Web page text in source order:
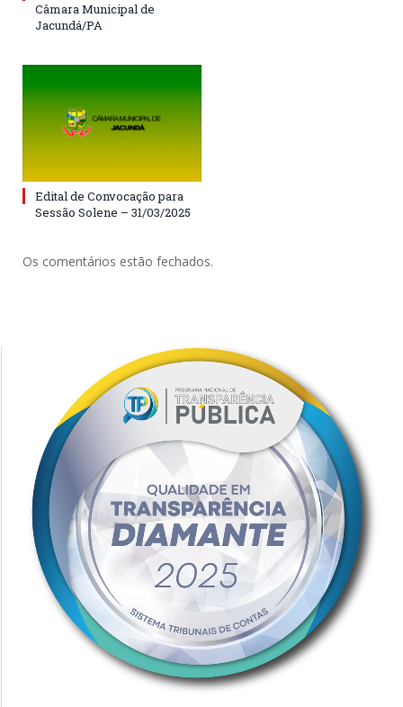
Câmara Municipal de
Jacundá/PA
Edital de Convocação para
Sessão Solene – 31/03/2025
Os comentários estão fechados.